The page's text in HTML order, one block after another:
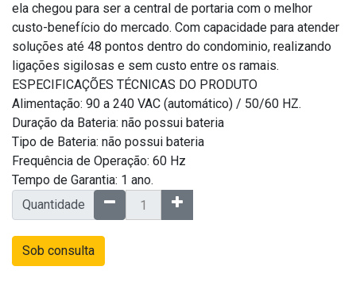
ela chegou para ser a central de portaria com o melhor
custo-benefício do mercado. Com capacidade para atender
soluções até 48 pontos dentro do condominio, realizando
ligações sigilosas e sem custo entre os ramais.
ESPECIFICAÇÕES TÉCNICAS DO PRODUTO
Alimentação: 90 a 240 VAC (automático) / 50/60 HZ.
Duração da Bateria: não possui bateria
Tipo de Bateria: não possui bateria
Frequência de Operação: 60 Hz
Tempo de Garantia: 1 ano.
Quantidade
Sob consulta